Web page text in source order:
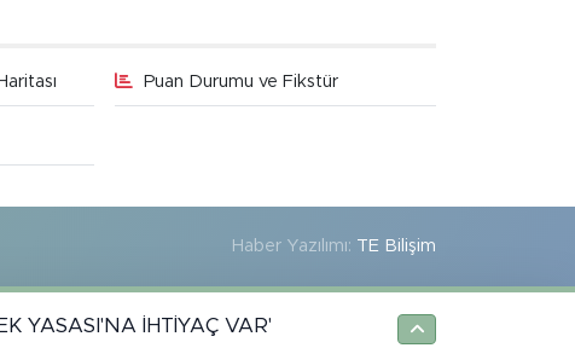
Puan Durumu ve Fikstür
Haber Yazılımı: TE Bilişim
YASASI'NA İHTİYAÇ VAR'